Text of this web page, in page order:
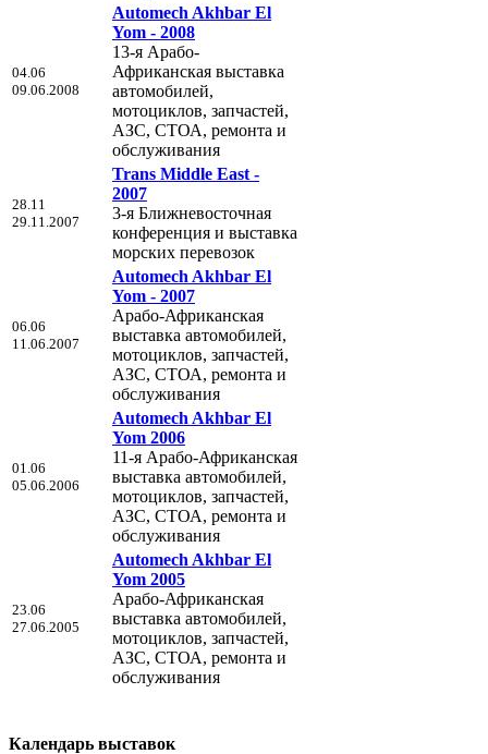
04.06
09.06.2008
Automech Akhbar El
Yom - 2008
13-я Арабо-
Африканская выставка
автомобилей,
мотоциклов, запчастей,
АЗС, СТОА, ремонта и
обслуживания
28.11
29.11.2007
Trans Middle East -
2007
3-я Ближневосточная
конференция и выставка
морских перевозок
06.06
11.06.2007
Automech Akhbar El
Yom - 2007
Арабо-Африканская
выставка автомобилей,
мотоциклов, запчастей,
АЗС, СТОА, ремонта и
обслуживания
01.06
05.06.2006
Automech Akhbar El
Yom 2006
11-я Арабо-Африканская
выставка автомобилей,
мотоциклов, запчастей,
АЗС, СТОА, ремонта и
обслуживания
23.06
27.06.2005
Automech Akhbar El
Yom 2005
Арабо-Африканская
выставка автомобилей,
мотоциклов, запчастей,
АЗС, СТОА, ремонта и
обслуживания
Календарь выставок